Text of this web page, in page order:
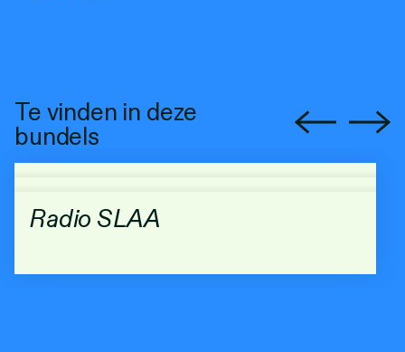
Te vinden in deze
bundels
Radio SLAA